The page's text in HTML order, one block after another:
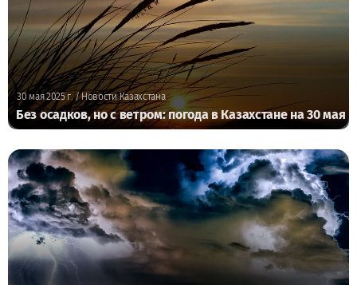
30 мая 2025 г. / Новости Казахстана
Без осадков, но с ветром: погода в Казахстане на 30 мая